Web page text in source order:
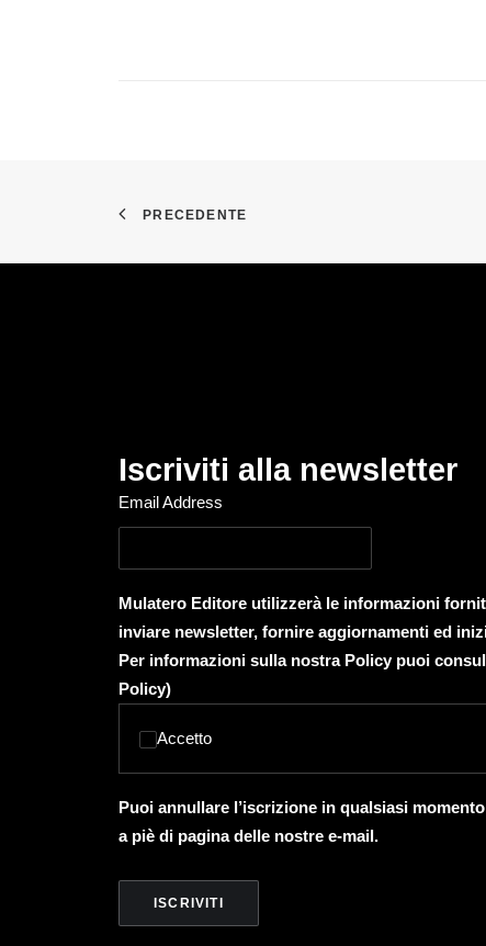
PRECEDENTE
Iscriviti alla newsletter
Email Address
Mulatero Editore utilizzerà le informazioni
inviare newsletter, fornire aggiornamenti ed
Per informazioni sulla nostra Policy puoi
Policy)
Accetto
Puoi annullare l’iscrizione in qualsiasi
a piè di pagina delle nostre e-mail.